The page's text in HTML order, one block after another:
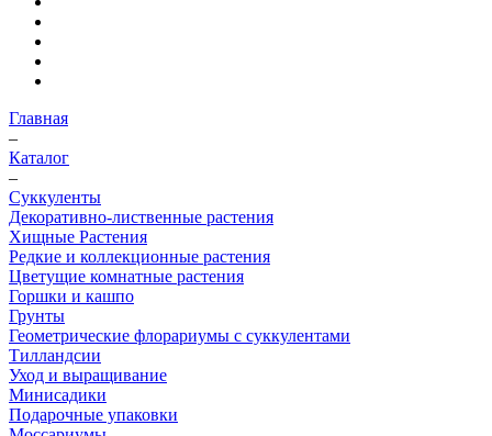
Главная
–
Каталог
–
Суккуленты
Декоративно-лиственные растения
Хищные Растения
Редкие и коллекционные растения
Цветущие комнатные растения
Горшки и кашпо
Грунты
Геометрические флорариумы с суккулентами
Тилландсии
Уход и выращивание
Минисадики
Подарочные упаковки